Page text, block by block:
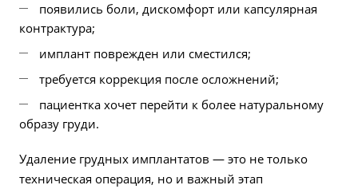
появились боли, дискомфорт или капсулярная
контрактура;
имплант поврежден или сместился;
требуется коррекция после осложнений;
пациентка хочет перейти к более натуральному
образу груди.
Удаление грудных имплантатов — это не только
техническая операция, но и важный этап